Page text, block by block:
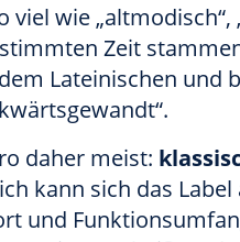
wie „altmodisch“,
Zeit
Lateinischen und
daher meist:
kann sich das Label
und